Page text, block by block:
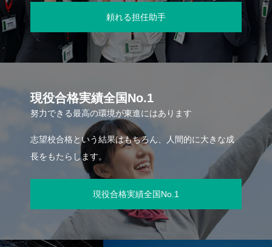
頼れる担任助手
現役合格実績全国No.1
努力できる最高の環境が東進にはあります
志望校合格という結果はもちろん、人間的に大きな成
長をもたらします。
現役合格実績全国No.1